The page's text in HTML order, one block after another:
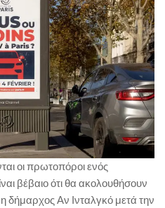
οι πρωτοπόροι ενός
βέβαιο ότι θα ακολουθήσουν
δήμαρχος Αν Ινταλγκό μετά την